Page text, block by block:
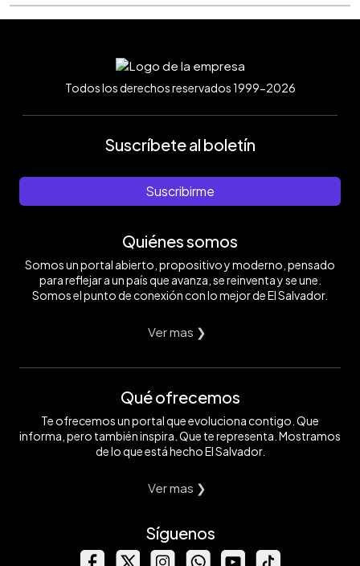
Todos los derechos reservados 1999-2026
Suscríbete al boletín
Suscribirme
Quiénes somos
Somos un portal abierto, propositivo y moderno, pensado
para reflejar a un país que avanza, se reinventa y se une.
Somos el punto de conexión con lo mejor de El Salvador.
Ver mas ❯
Qué ofrecemos
Te ofrecemos un portal que evoluciona contigo. Que
informa, pero también inspira. Que te representa. Mostramos
de lo que está hecho El Salvador.
Ver mas ❯
Síguenos